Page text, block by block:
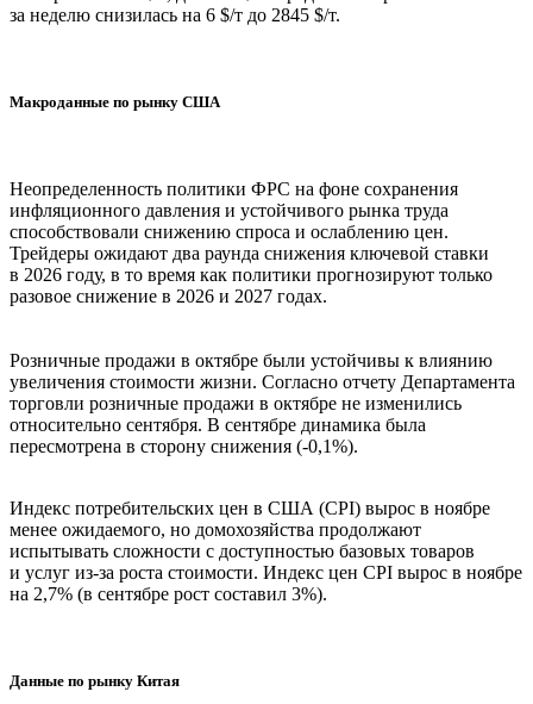
за неделю снизилась на 6 $/т до 2845 $/т.
Макроданные по рынку США
Неопределенность политики ФРС на фоне сохранения
инфляционного давления и устойчивого рынка труда
способствовали снижению спроса и ослаблению цен.
Трейдеры ожидают два раунда снижения ключевой ставки
в 2026 году, в то время как политики прогнозируют только
разовое снижение в 2026 и 2027 годах.
Розничные продажи в октябре были устойчивы к влиянию
увеличения стоимости жизни. Согласно отчету Департамента
торговли розничные продажи в октябре не изменились
относительно сентября. В сентябре динамика была
пересмотрена в сторону снижения (-0,1%).
Индекс потребительских цен в США (CPI) вырос в ноябре
менее ожидаемого, но домохозяйства продолжают
испытывать сложности с доступностью базовых товаров
и услуг из-за роста стоимости. Индекс цен CPI вырос в ноябре
на 2,7% (в сентябре рост составил 3%).
Данные по рынку Китая